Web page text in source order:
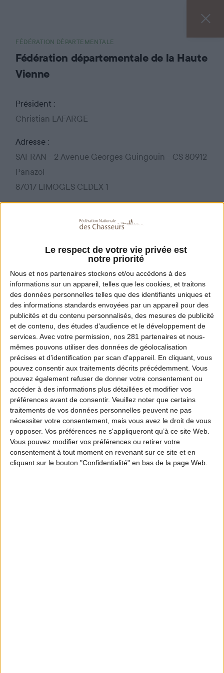
Le respect de votre vie privée est
notre priorité
Nous et nos partenaires stockons et/ou accédons à des
informations sur un appareil, telles que les cookies, et traitons
des données personnelles telles que des identifiants uniques et
des informations standards envoyées par un appareil pour des
publicités et du contenu personnalisés, des mesures de publicité
et de contenu, des études d'audience et le développement de
services. Avec votre permission, nos 281 partenaires et nous-
mêmes pouvons utiliser des données de géolocalisation
précises et d’identification par scan d'appareil. En cliquant, vous
pouvez consentir aux traitements décrits précédemment. Vous
pouvez également refuser de donner votre consentement ou
accéder à des informations plus détaillées et modifier vos
préférences avant de consentir. Veuillez noter que certains
traitements de vos données personnelles peuvent ne pas
nécessiter votre consentement, mais vous avez le droit de vous
y opposer. Vos préférences ne s'appliqueront qu’à ce site Web.
Vous pouvez modifier vos préférences ou retirer votre
consentement à tout moment en revenant sur ce site et en
cliquant sur le bouton "Confidentialité" en bas de la page Web.
FÉDÉRATION DÉPARTEMENTALE
Fédération départementale de la Haute
Vienne
Président :
Christian LAFARGE
Adresse :
SAFRAN - 2 Avenue Georges Guingouin - CS 80912
Panazol
87017 LIMOGES CEDEX 1
Email :
contact@fdc87.com
Site Internet :
www.fdc87.com
Dates de chasse dans ce département
Ouverture :
13 septembre 2026 à partir de 8h
Fermeture :
28 février 2027 inclus